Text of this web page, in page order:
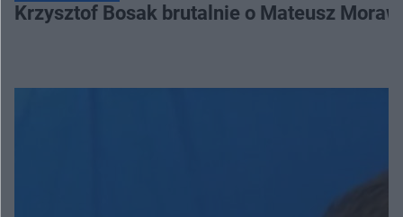
Krzysztof Bosak brutalnie o Mateusz